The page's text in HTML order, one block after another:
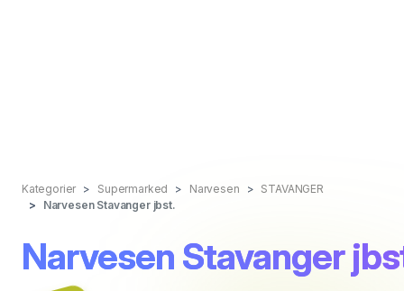
Kategorier Supermarked Narvesen
STAVANGER
Narvesen Stavanger jbst.
Narvesen Stavanger